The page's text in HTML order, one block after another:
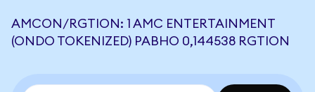
AMCON/RGTION: 1 AMC ENTERTAINMENT
(ONDO TOKENIZED) РАВНО 0,144538 RGTION